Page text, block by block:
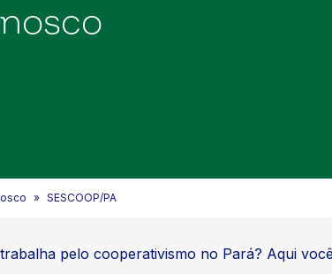
SESCOOP/PA
pelo cooperativismo no Pará? Aqui